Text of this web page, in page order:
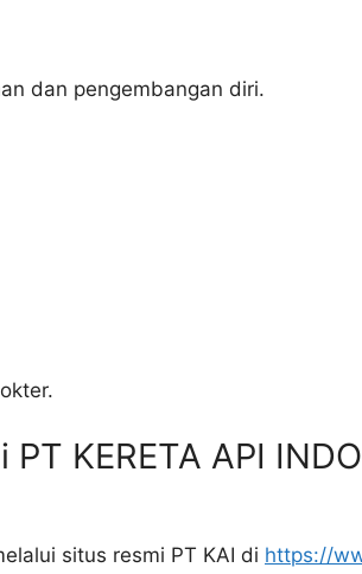
dan pengembangan diri.
KERETA API
situs resmi PT KAI di https://